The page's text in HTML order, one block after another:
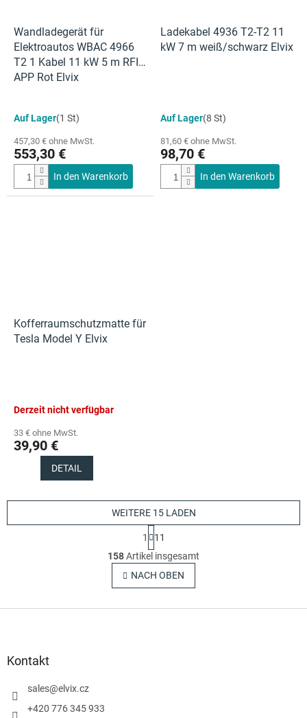
Wandladegerät für
Elektroautos WBAC 4966
T2 1 Kabel 11 kW 5 m RFID
APP Rot Elvix
Auf Lager(1 St)
457,30 € ohne MwSt.
553,30 €
In den Warenkorb
Ladekabel 4936 T2-T2 11
kW 7 m weiß/schwarz Elvix
Auf Lager(8 St)
81,60 € ohne MwSt.
98,70 €
In den Warenkorb
Kofferraumschutzmatte für
Tesla Model Y Elvix
Derzeit nicht verfügbar
33 € ohne MwSt.
39,90 €
DETAIL
S
t
e
u
WEITERE 15 LADEN
P
a
g
i
n
i
r
1
11
158Artikel insgesamt
NACH OBEN
Kontakt
sales@elvix.cz
+420 776 345 933